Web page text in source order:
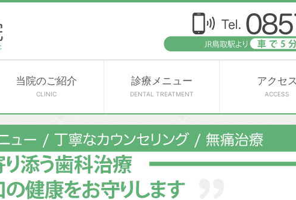
当院のご紹介
CLINIC
診療メニュー
DENTAL TREATMENT
アクセ
ACCESS